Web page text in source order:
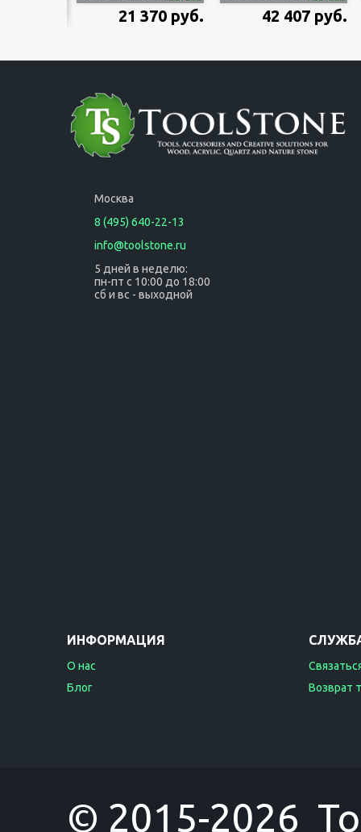
для монтажных
пил CS 50 и CMS-
21 370 руб.
для монтажных
пил CS 50 и CMS-
42 407 руб.
Москва
8 (495) 640-22-13
info@toolstone.ru
5 дней в неделю:
пн-пт с 10:00 до 18:00
сб и вс - выходной
ИНФОРМАЦИЯ
О нас
Блог
Возврат
© 2015-2026